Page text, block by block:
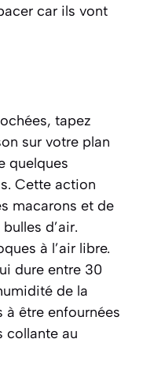
car ils vont
tapez
sur votre plan
quelques
Cette action
macarons et de
d’air.
à l’air libre.
dure entre 30
de la
à être enfournées
collante au